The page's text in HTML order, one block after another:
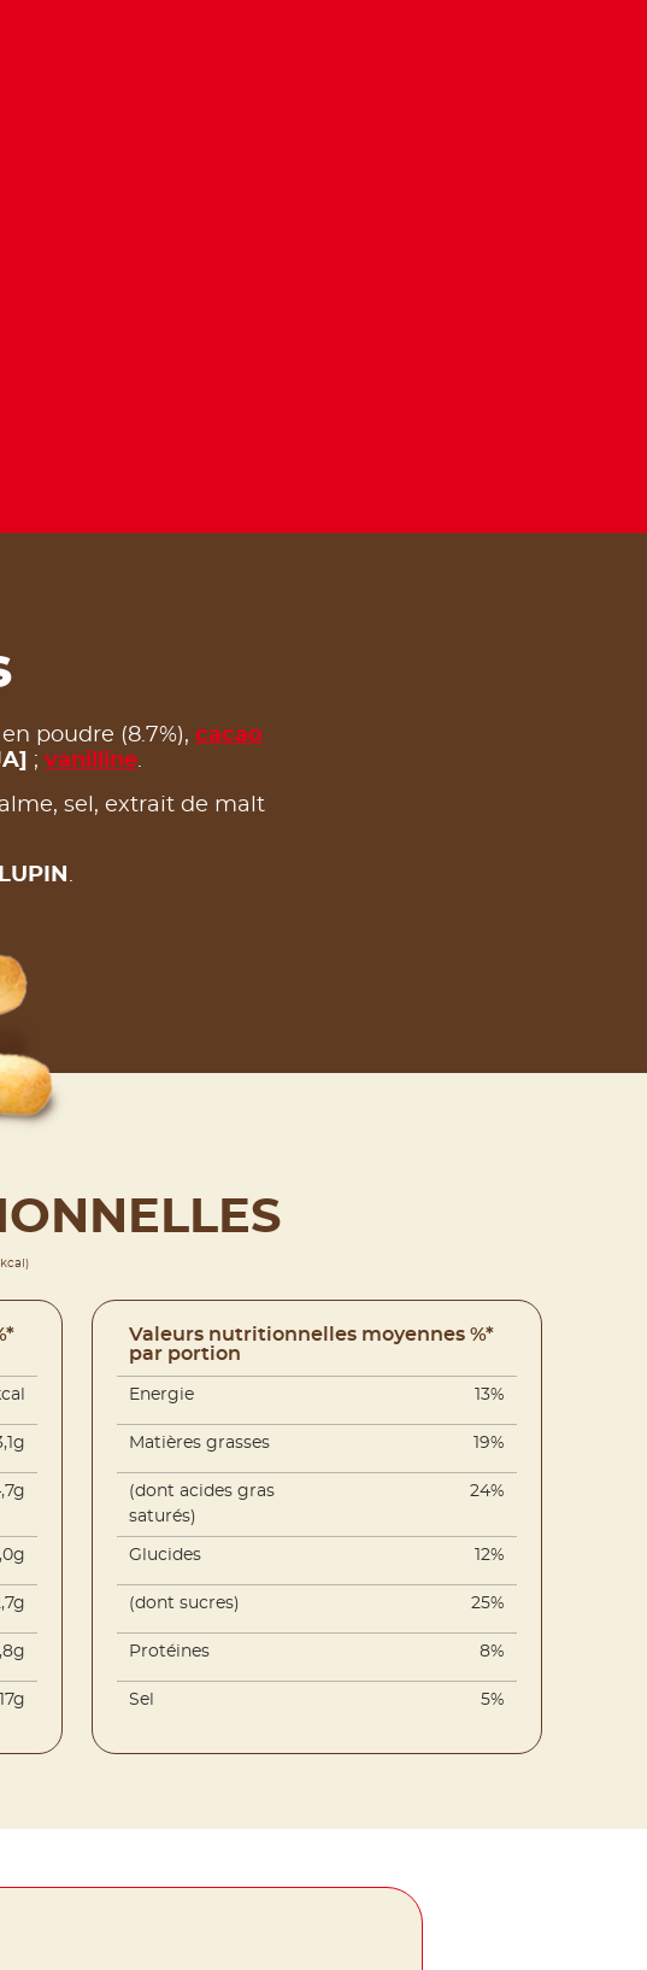
poudre (8.7%), cacao
; vanilline.
sel, extrait de malt
.
Valeurs nutritionnelles moyennes %*
par portion
Energie 13%
Matières grasses 19%
(dont acides gras
saturés)
24%
Glucides 12%
(dont sucres) 25%
Protéines 8%
Sel 5%